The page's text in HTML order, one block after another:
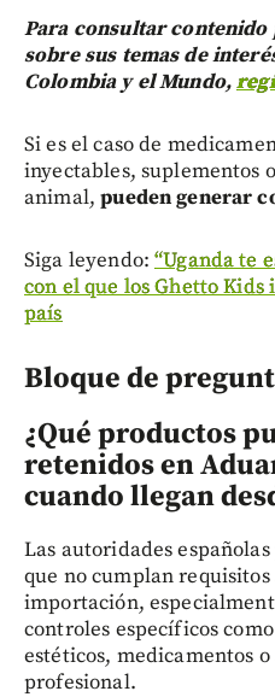
Para consultar
sobre sus temas de
Colombia y el Mundo,
Si es el caso de
inyectables, suplementos
animal,pueden generar
Siga leyendo:“Uganda te
con el que los Ghetto
país
Bloque de
¿Qué productos
retenidos en
cuando llegan
Las autoridades
que no cumplan
importación,
controles específicos
estéticos, medicamentos
profesional.